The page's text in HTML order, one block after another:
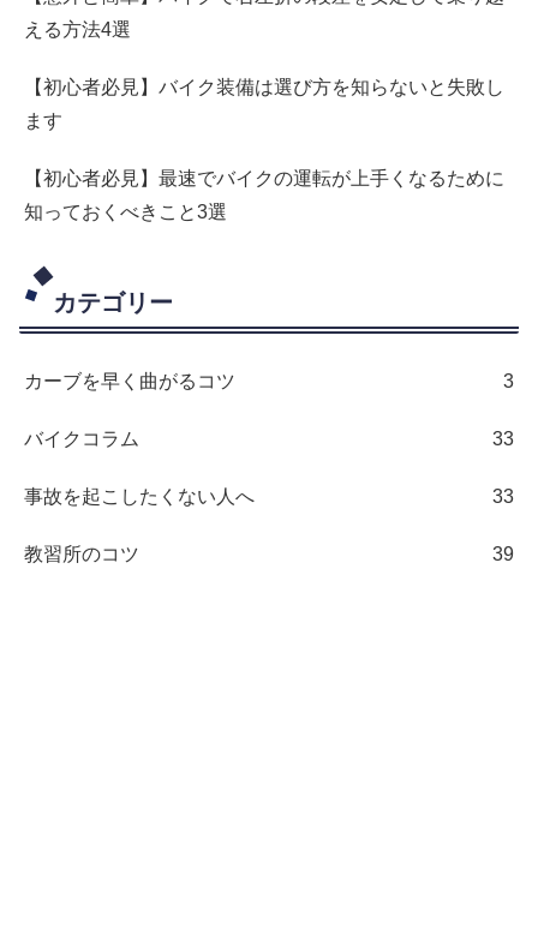
える方法4選
【初心者必見】バイク装備は選び方を知らないと失敗し
ます
【初心者必見】最速でバイクの運転が上手くなるために
知っておくべきこと3選
カテゴリー
カーブを早く曲がるコツ 3
バイクコラム 33
事故を起こしたくない人へ 33
教習所のコツ 39